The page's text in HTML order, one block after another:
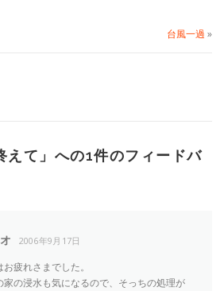
台風一過 »
えて 」への1件のフィードバ
2006年9月17日
疲れさまでした。
家の浸水も気になるので、そっちの処理が